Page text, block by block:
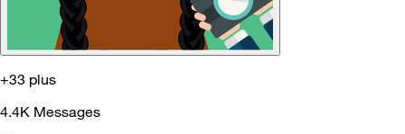
+33 plus
4.4K Messages